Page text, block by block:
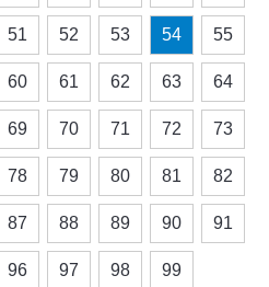
51 52 53 54 55
60 61 62 63 64
69 70 71 72 73
78 79 80 81 82
87 88 89 90 91
96 97 98 99